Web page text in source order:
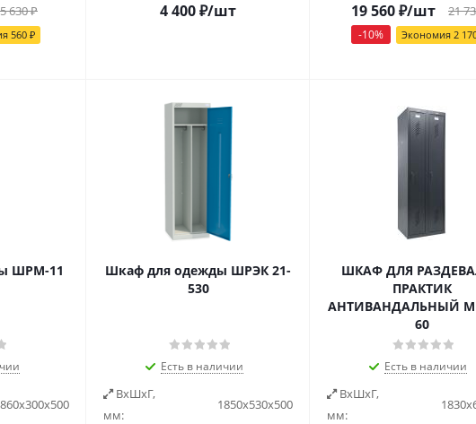
5 630₽
560₽
4 400₽/шт 19 560₽/шт 21
-10% Экономия 2
ШРМ-11
Шкаф для одежды ШРЭК 21-
530
Есть в наличии
ВxШxГ,
мм:
1850х530х500
ШКАФ ДЛЯ
ПРАКТИК
АНТИВАНДАЛЬНЫЙ
60
Есть в наличии
ВxШxГ,
мм: